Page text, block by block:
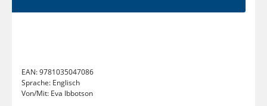
EAN:9781035047086
Sprache: Englisch
Von/Mit: Eva Ibbotson